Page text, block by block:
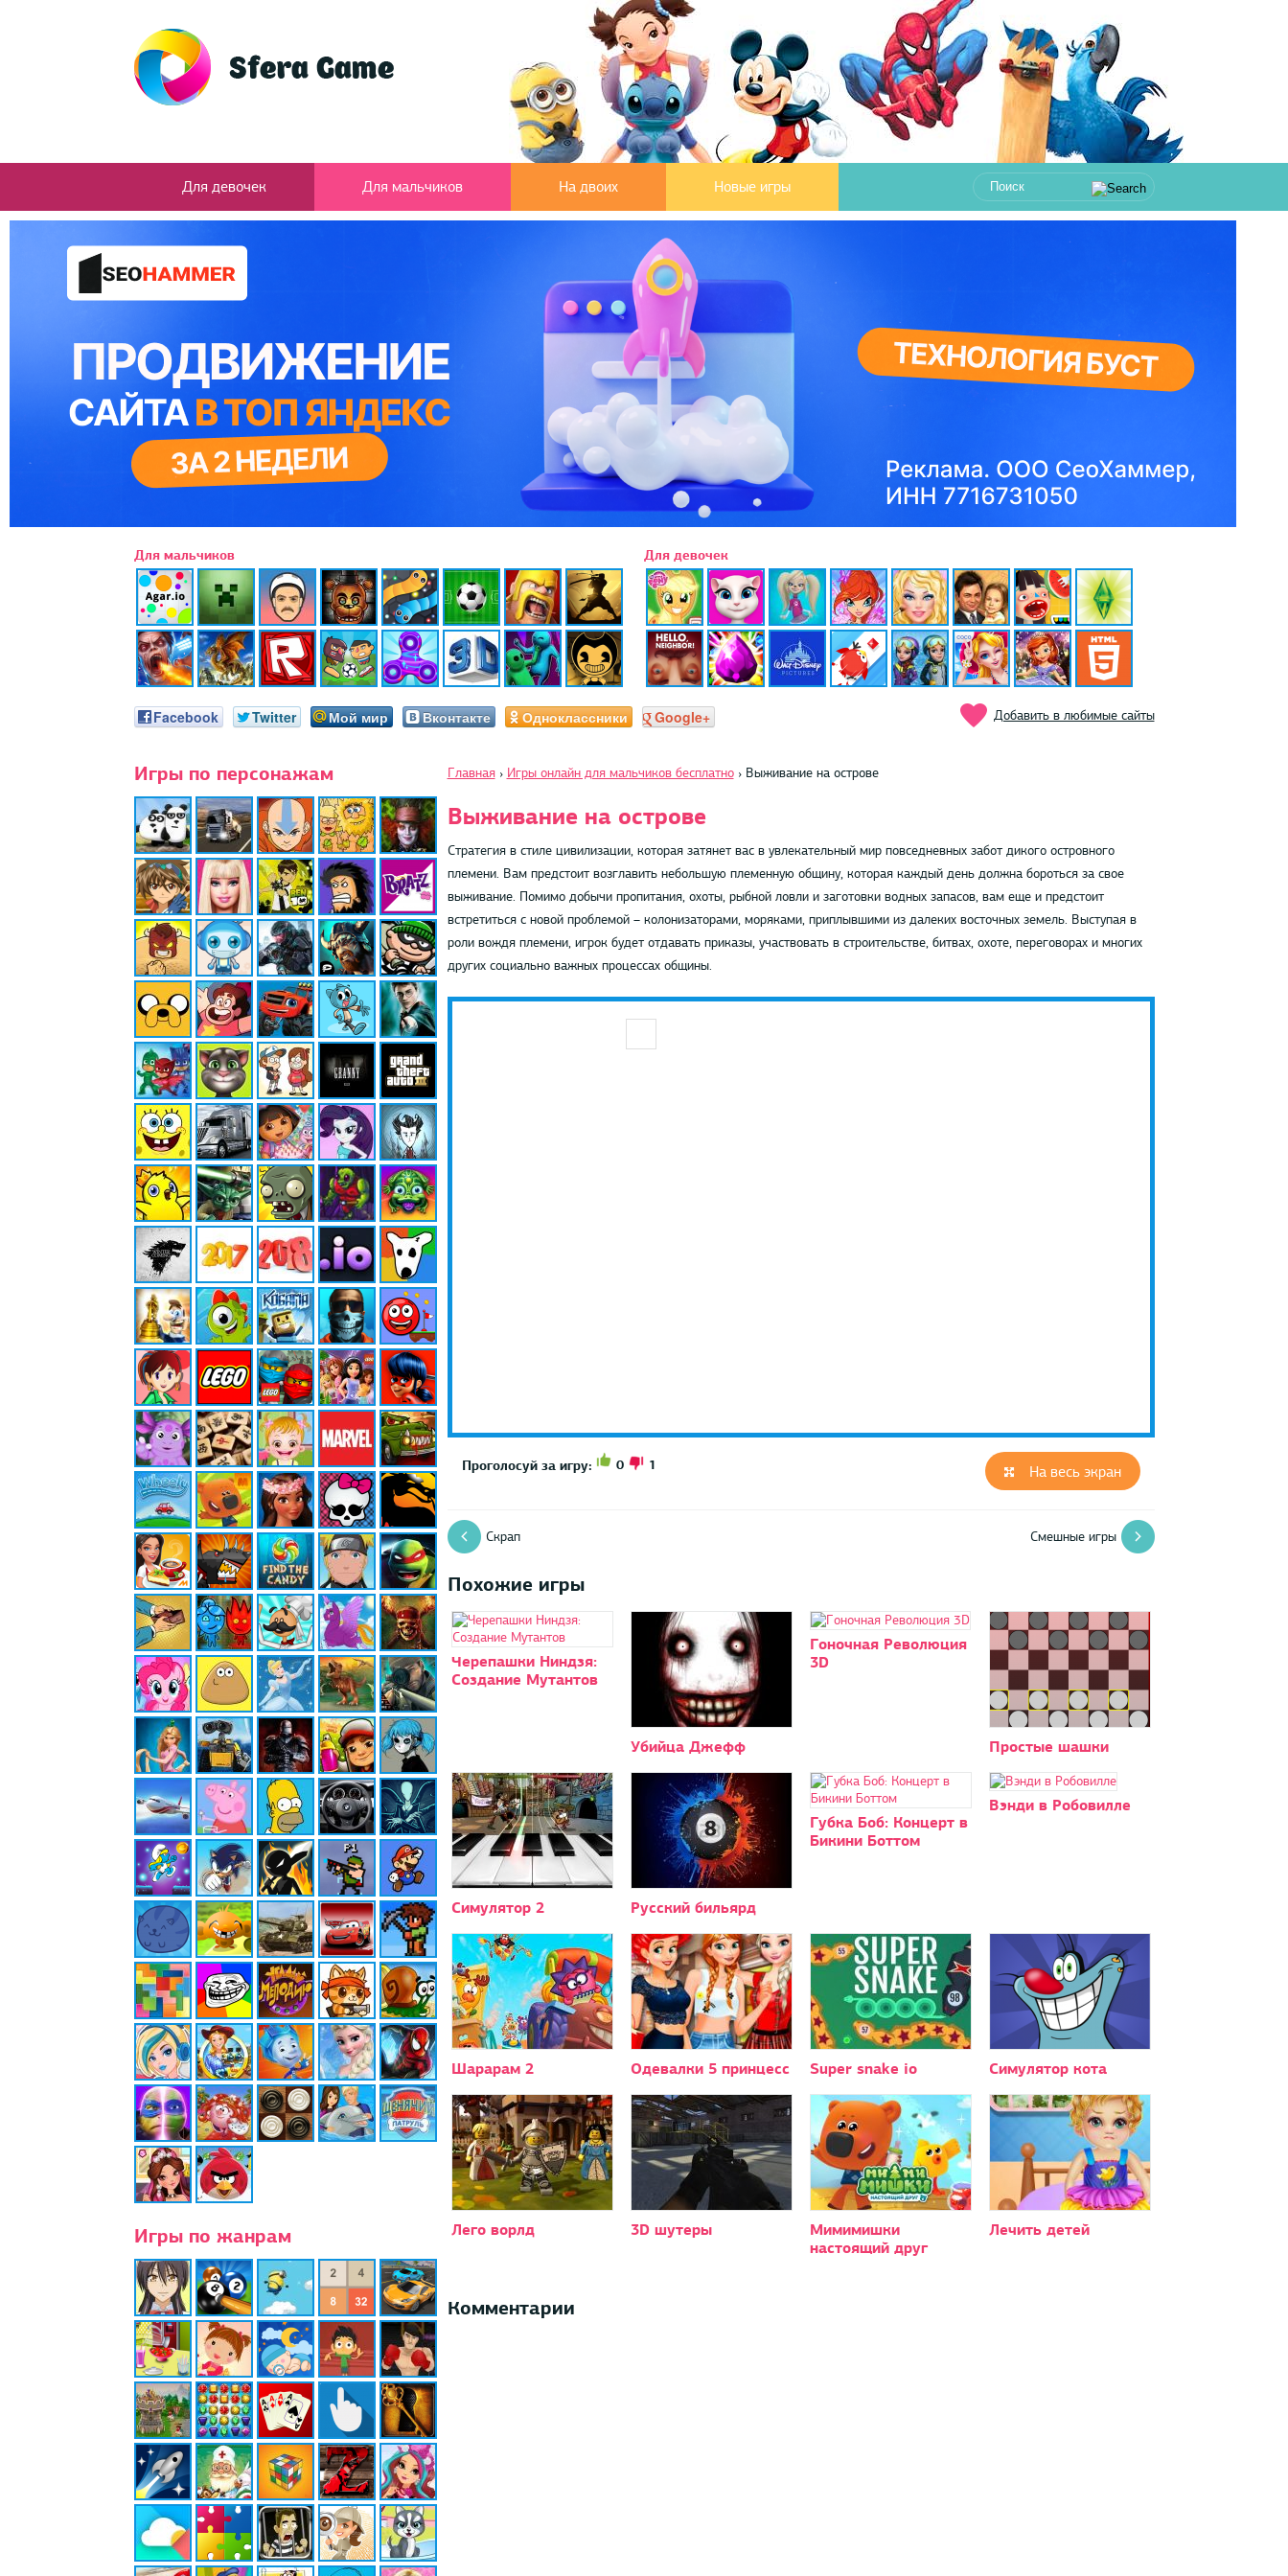
Для девочек Для мальчиков На двоих Новые игры
Для мальчиков Для девочек
Facebook Twitter Мой мир Вконтакте Одноклассники Google+ Добавить в любимые сайты
Игры по персонажам
Игры по жанрам
Главная › Игры онлайн для мальчиков бесплатно › Выживание на острове
Выживание на острове
Стратегия в стиле цивилизации, которая затянет вас в увлекательный мир повседневных забот дикого островного
племени. Вам предстоит возглавить небольшую племенную общину, которая каждый день должна бороться за свое
выживание. Помимо добычи пропитания, охоты, рыбной ловли и заготовки водных запасов, вам еще и предстоит
встретиться с новой проблемой – колонизаторами, моряками, приплывшими из далеких восточных земель. Выступая в
роли вождя племени, игрок будет отдавать приказы, участвовать в строительстве, битвах, охоте, переговорах и многих
других социально важных процессах общины.
На весь экран
Проголосуй за игру: 0 1
Скрап Смешные игры
Похожие игры
Черепашки Ниндзя:
Создание Мутантов
Убийца Джефф
Гоночная Революция
3D
Простые шашки
Симулятор 2 Русский бильярд
Губка Боб: Концерт в
Бикини Боттом
Вэнди в Робовилле
Шарарам 2 Одевалки 5 принцесс Super snake io Симулятор кота
Лего ворлд 3D шутеры
Мимимишки
настоящий друг
Лечить детей
Комментарии